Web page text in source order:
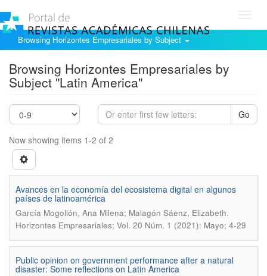
Browsing Horizontes Empresariales by Subject
Browsing Horizontes Empresariales by
Subject "Latin America"
Go
Now showing items 1-2 of 2
Avances en la economía del ecosistema digital en algunos
países de latinoamérica
García Mogollón, Ana Milena; Malagón Sáenz, Elizabeth.
Horizontes Empresariales; Vol. 20 Núm. 1 (2021): Mayo; 4-29
Public opinion on government performance after a natural
disaster: Some reflections on Latin America